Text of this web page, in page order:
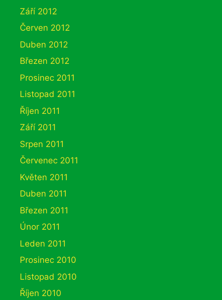
Září 2012
Červen 2012
Duben 2012
Březen 2012
Prosinec 2011
Listopad 2011
Říjen 2011
Září 2011
Srpen 2011
Červenec 2011
Květen 2011
Duben 2011
Březen 2011
Únor 2011
Leden 2011
Prosinec 2010
Listopad 2010
Říjen 2010